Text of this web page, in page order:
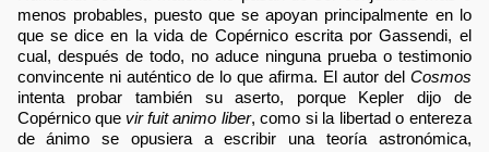
menos probables, puesto que se apoyan principalmente en lo
que se dice en la vida de Copérnico escrita por Gassendi, el
cual, después de todo, no aduce ninguna prueba o testimonio
convincente ni auténtico de lo que afirma. El autor del Cosmos
intenta probar también su aserto, porque Kepler dijo de
Copérnico que vir fuit animo liber, como si la libertad o entereza
de ánimo se opusiera a escribir una teoría astronómica,